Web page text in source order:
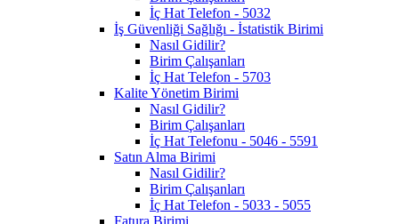
İç Hat Telefon - 5032
İş Güvenliği Sağlığı - İstatistik Birimi
Nasıl Gidilir?
Birim Çalışanları
İç Hat Telefon - 5703
Kalite Yönetim Birimi
Nasıl Gidilir?
Birim Çalışanları
İç Hat Telefonu - 5046 - 5591
Satın Alma Birimi
Nasıl Gidilir?
Birim Çalışanları
İç Hat Telefon - 5033 - 5055
Fatura Birimi